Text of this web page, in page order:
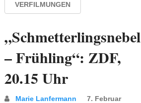
VERFILMUNGEN
„Schmetterlingsnebel
– Frühling“: ZDF,
20.15 Uhr
Marie Lanfermann
7. Februar